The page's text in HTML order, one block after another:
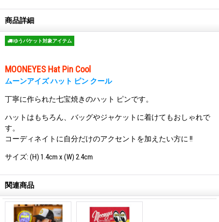
商品詳細
ゆうパケット対象アイテム
MOONEYES Hat Pin Cool
ムーンアイズ ハット ピン クール
丁寧に作られた七宝焼きのハット ピンです。
ハットはもちろん、バッグやジャケットに着けてもおしゃれで
す。
コーディネイトに自分だけのアクセントを加えたい方に !!
サイズ: (H) 1.4cm x (W) 2.4cm
関連商品